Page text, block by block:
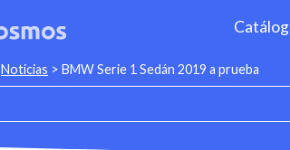
Noticias > BMW Serie 1 Sedán 2019 a prueba